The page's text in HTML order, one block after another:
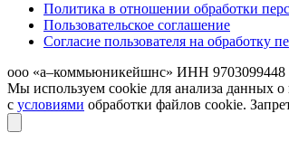
Политика в отношении обработки
Пользовательское соглашение
Согласие пользователя на обработку
ооо «а–коммьюникейшнс» ИНН 9703099448
Мы используем cookie для анализа данных о
с условиями обработки файлов cookie.